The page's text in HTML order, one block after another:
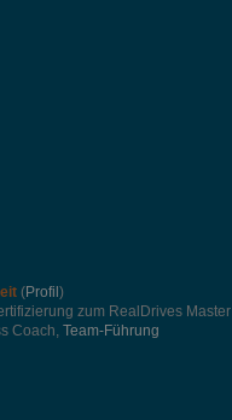
(Profil )
zum RealDrives Master
Coach, Team-Führung